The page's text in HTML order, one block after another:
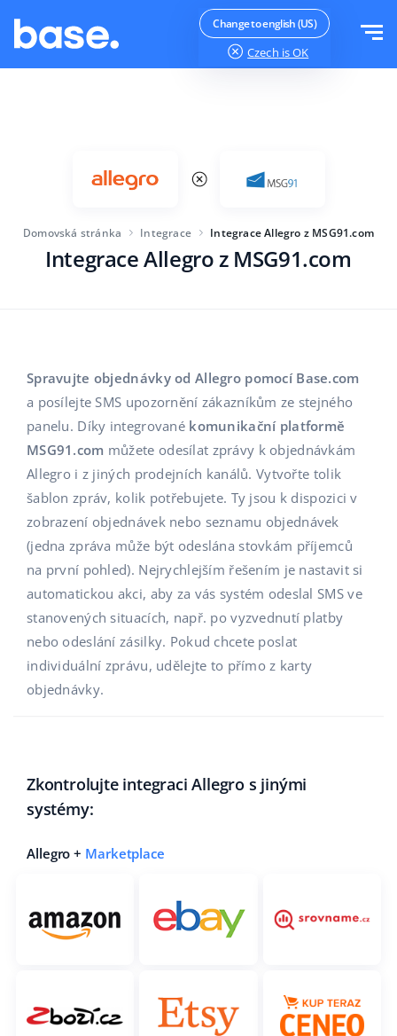
Change to english (US)
Czech is OK
Produktový manažer
Správa přepravy
Automatizace procesů
Base Connect
AI pro e-commerce
Base Analytics
Velikost společnosti
Pro začínající e-commerce
Domov a zahrada
Výrobky pro děti
Elektronika
Automobilové díly
Supermarket
Zdraví a krása
Móda
Ceník
Podpora
Akademie
Blog
Kalendář webinářů a eventů
Služby
Implementace systému
Audit účtu
Kalkulačka růstu tržeb a úspor s Base
Partneři
Kontakt
Čeština
english (US)
english (GB)
english (IN)
čeština
deutsch
Ελληνικά
español (AR)
español (MX)
Italiano
polski
português (BR)
中文
Přihlásit se
Domovská stránka Integrace Integrace Allegro z MSG91.com
Integrace Allegro z MSG91.com
Spravujte objednávky od Allegro pomocí Base.com
a posílejte SMS upozornění zákazníkům ze stejného
panelu. Díky integrované komunikační platformě
MSG91.com můžete odesílat zprávy k objednávkám
Allegro i z jiných prodejních kanálů. Vytvořte tolik
šablon zpráv, kolik potřebujete. Ty jsou k dispozici v
zobrazení objednávek nebo seznamu objednávek
(jedna zpráva může být odeslána stovkám příjemců
na první pohled). Nejrychlejším řešením je nastavit si
automatickou akci, aby za vás systém odeslal SMS ve
stanovených situacích, např. po vyzvednutí platby
nebo odeslání zásilky. Pokud chcete poslat
individuální zprávu, udělejte to přímo z karty
objednávky.
Zkontrolujte integraci Allegro s jinými
systémy:
Allegro + Marketplace